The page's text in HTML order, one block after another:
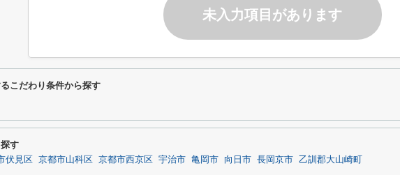
未入力項目があります
こだわり条件から探す
す
伏見区 京都市山科区 京都市西京区 宇治市 亀岡市 向日市 長岡京市 乙訓郡大山崎町